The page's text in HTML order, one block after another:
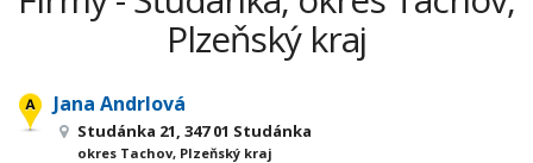
Plzeňský kraj
Jana Andrlová
Studánka 21, 347 01 Studánka
okres Tachov, Plzeňský kraj